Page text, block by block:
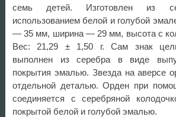
семь детей. Изготовлен из
использованием белой и голубой
— 35 мм, ширина — 29 мм, высота с
Вес: 21,29 ± 1,50 г. Сам знак
выполнен из серебра в виде
покрытия эмалью. Звезда на аверсе
отдельной деталью. Орден при
соединяется с серебряной
покрытой белой и голубой эмалью.